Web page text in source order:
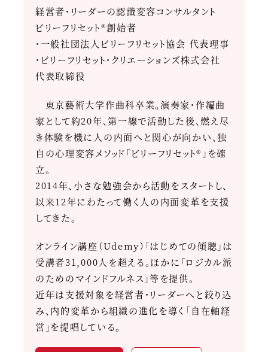
経営者・リーダーの認識変容コンサルタント
ビリーフリセット®創始者
・一般社団法人ビリーフリセット協会 代表理事
・ビリーフリセット・クリエーションズ株式会社
代表取締役
東京藝術大学作曲科卒業。演奏家・作編曲
家として約20年、第一線で活動した後、燃え尽
き体験を機に人の内面へと関心が向かい、独
自の心理変容メソッド「ビリーフリセット®」を確
立。
2014年、小さな勉強会から活動をスタートし、
以来12年にわたって働く人の内面変革を支援
してきた。
オンライン講座（Udemy）「はじめての傾聴」は
受講者31,000人を超える。ほかに「ロジカル派
のためのマインドフルネス」等を提供。
近年は支援対象を経営者・リーダーへと絞り込
み、内的変革から組織の進化を導く「自在軸経
営」を提唱している。